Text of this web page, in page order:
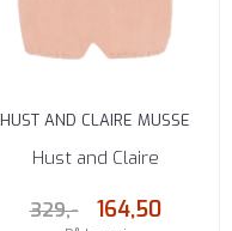
HUST AND CLAIRE MUSSE
SELESHORTS DESERT RED
Hust and Claire
329,- 164,50